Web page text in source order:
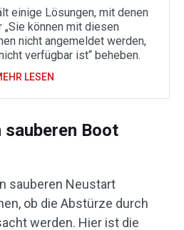
einige Lösungen, mit denen
„Sie können mit diesen
nicht angemeldet werden,
verfügbar ist“ beheben.
LESEN
sauberen Boot
sauberen Neustart
ob die Abstürze durch
werden. Hier ist die